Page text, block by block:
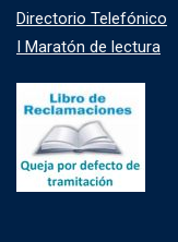
Directorio Telefónico
I Maratón de lectura